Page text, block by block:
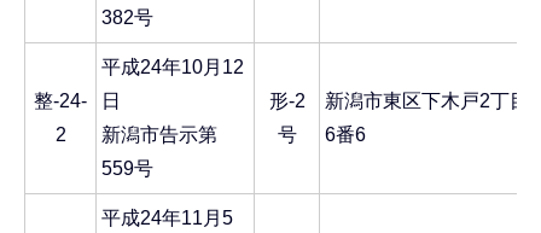
382号
整-24-
2
平成24年10月12
日
新潟市告示第
559号
形-2
号
新潟市東区下木戸2丁目
6番6
平成24年11月5